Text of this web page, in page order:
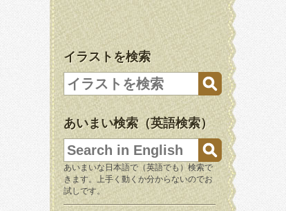
イラストを検索
あいまい検索（英語検索）
あいまいな日本語で（英語でも）検索で
きます。上手く動くか分からないのでお
試しです。